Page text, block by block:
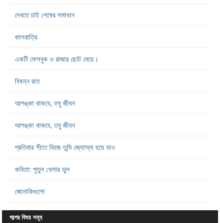
দেখতে চাই শেষের সমাধান
কালরাত্রি
একটি ফেসবুক ও রাজার ছোট মেয়ে।
বিষন্ন রাত
আশঙ্কা থাকবে, তবু জীবন
আশঙ্কা থাকবে, তবু জীবন
প্রতিবার শীতে ভিজে তুমি জ্যোস্না হয়ে যাও
কবিতা: পুতুল খেলার ভুল
জোনাকিগুলো
গল্পের বিষয় সমূহ